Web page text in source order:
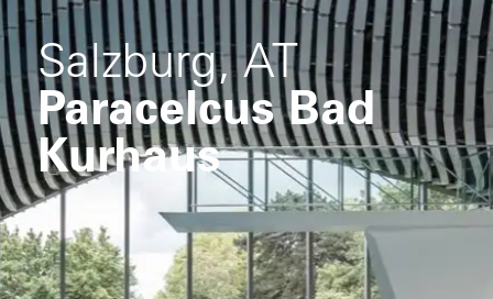
Salzburg, AT
Paracelcus Bad
Kurhaus